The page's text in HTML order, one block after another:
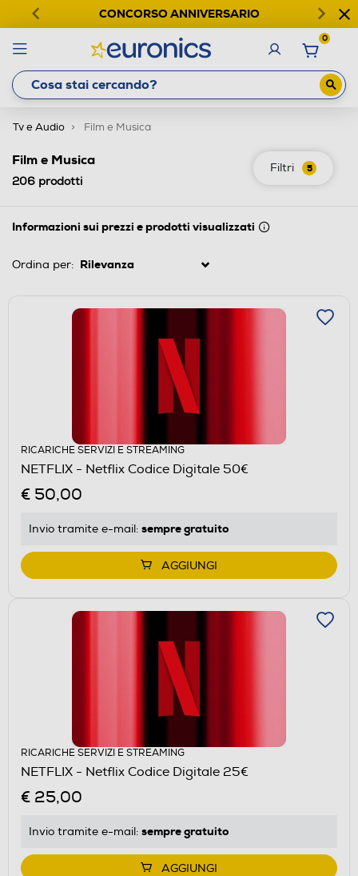
CONCORSO ANNIVERSARIO
0
Tv e Audio Film e Musica
Filtri 5
Film e Musica
206 prodotti
Informazioni sui prezzi e prodotti visualizzati
Ordina per:
RICARICHE SERVIZI E STREAMING
NETFLIX - Netflix Codice Digitale 50€
€ 50,00
Invio tramite e-mail: sempre gratuito
AGGIUNGI
RICARICHE SERVIZI E STREAMING
NETFLIX - Netflix Codice Digitale 25€
€ 25,00
Invio tramite e-mail: sempre gratuito
AGGIUNGI